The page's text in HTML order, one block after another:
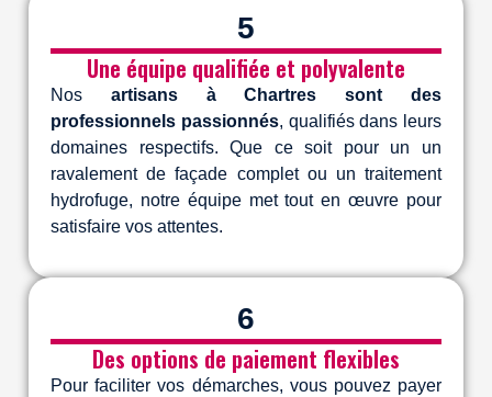
5
Une équipe qualifiée et polyvalente
Nos artisans à Chartres sont des
professionnels passionnés, qualifiés dans leurs
domaines respectifs. Que ce soit pour un un
ravalement de façade complet ou un traitement
hydrofuge, notre équipe met tout en œuvre pour
satisfaire vos attentes.
6
Des options de paiement flexibles
Pour faciliter vos démarches, vous pouvez payer